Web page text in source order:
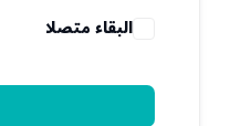
البقاء متصلا